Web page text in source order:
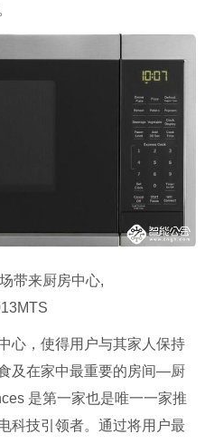
带来厨房中心,
心，使得用户与其家人保持
及在家中最重要的房间—厨
是第一家也是唯一一家推
科技引领者。通过将用户最